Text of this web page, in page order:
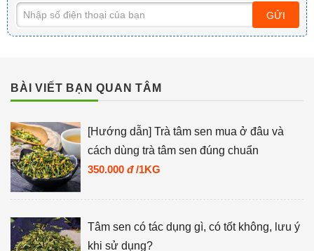
GỬI
BÀI VIẾT BẠN QUAN TÂM
[Hướng dẫn] Trà tâm sen mua ở đâu và
cách dùng trà tâm sen đúng chuẩn
350.000 đ /1KG
Tâm sen có tác dụng gì, có tốt không, lưu ý
khi sử dụng?